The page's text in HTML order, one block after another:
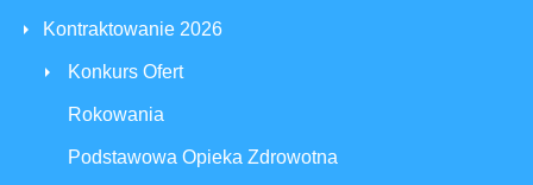
Kontraktowanie 2026
Konkurs Ofert
Rokowania
Podstawowa Opieka Zdrowotna